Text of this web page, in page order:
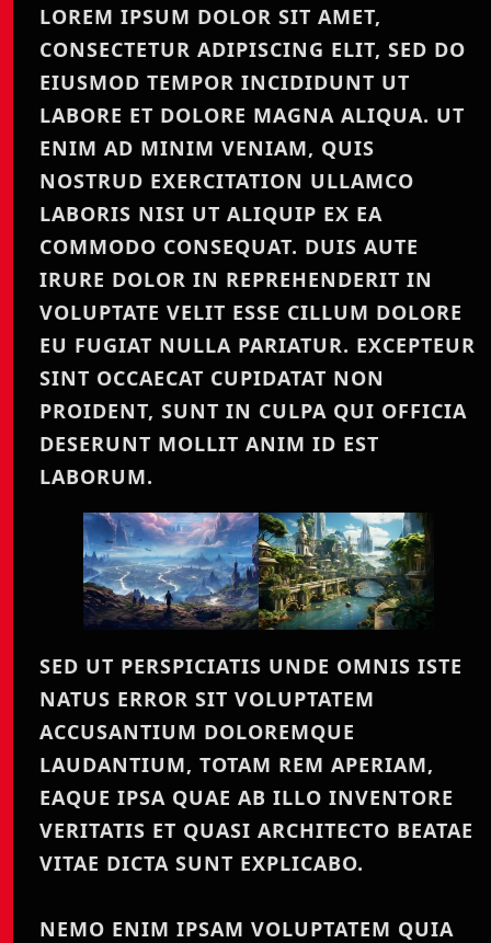
LOREM IPSUM DOLOR SIT AMET,
CONSECTETUR ADIPISCING ELIT, SED DO
EIUSMOD TEMPOR INCIDIDUNT UT
LABORE ET DOLORE MAGNA ALIQUA. UT
ENIM AD MINIM VENIAM, QUIS
NOSTRUD EXERCITATION ULLAMCO
LABORIS NISI UT ALIQUIP EX EA
COMMODO CONSEQUAT. DUIS AUTE
IRURE DOLOR IN REPREHENDERIT IN
VOLUPTATE VELIT ESSE CILLUM DOLORE
EU FUGIAT NULLA PARIATUR. EXCEPTEUR
SINT OCCAECAT CUPIDATAT NON
PROIDENT, SUNT IN CULPA QUI OFFICIA
DESERUNT MOLLIT ANIM ID EST
LABORUM.
SED UT PERSPICIATIS UNDE OMNIS ISTE
NATUS ERROR SIT VOLUPTATEM
ACCUSANTIUM DOLOREMQUE
LAUDANTIUM, TOTAM REM APERIAM,
EAQUE IPSA QUAE AB ILLO INVENTORE
VERITATIS ET QUASI ARCHITECTO BEATAE
VITAE DICTA SUNT EXPLICABO.
NEMO ENIM IPSAM VOLUPTATEM QUIA